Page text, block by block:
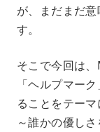
が、まだまだ
す。
そこで今回は、
「ヘルプマー
ることをテー
～誰かの優し